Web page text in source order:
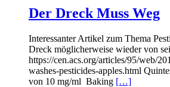
Der Dreck Muss Weg
Interessanter Artikel zum Thema
Dreck möglicherweise wieder von
https://cen.acs.org/articles/95/web/
washes-pesticides-apples.html
von 10 mg/ml Baking […]